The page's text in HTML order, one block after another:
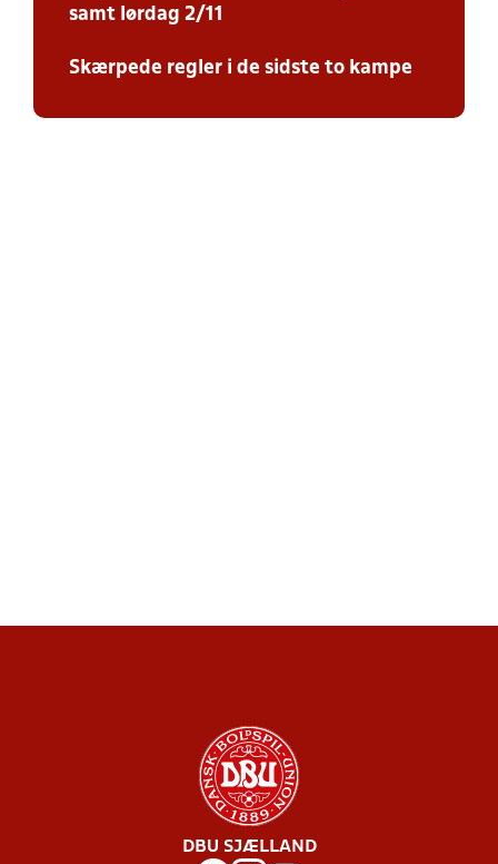
samt lørdag 2/11
Skærpede regler i de sidste to kampe
DBU SJÆLLAND